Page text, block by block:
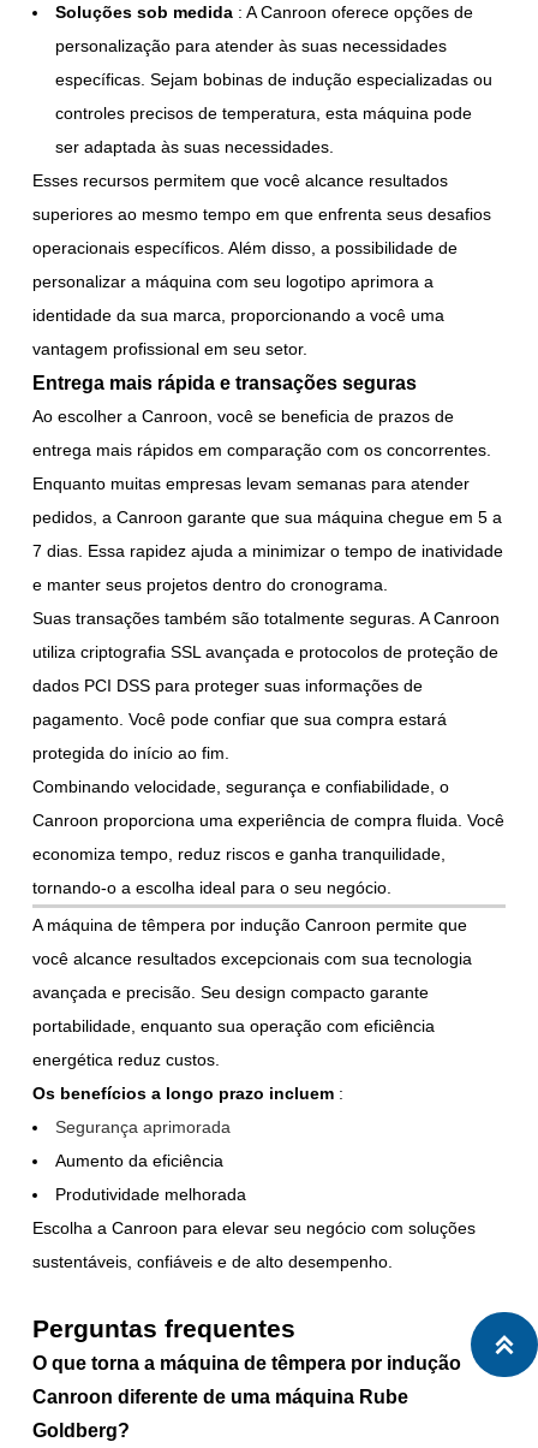
Soluções sob medida : A Canroon oferece opções de
personalização para atender às suas necessidades
específicas. Sejam bobinas de indução especializadas ou
controles precisos de temperatura, esta máquina pode
ser adaptada às suas necessidades.
Esses recursos permitem que você alcance resultados
superiores ao mesmo tempo em que enfrenta seus desafios
operacionais específicos. Além disso, a possibilidade de
personalizar a máquina com seu logotipo aprimora a
identidade da sua marca, proporcionando a você uma
vantagem profissional em seu setor.
Entrega mais rápida e transações seguras
Ao escolher a Canroon, você se beneficia de prazos de
entrega mais rápidos em comparação com os concorrentes.
Enquanto muitas empresas levam semanas para atender
pedidos, a Canroon garante que sua máquina chegue em 5 a
7 dias. Essa rapidez ajuda a minimizar o tempo de inatividade
e manter seus projetos dentro do cronograma.
Suas transações também são totalmente seguras. A Canroon
utiliza criptografia SSL avançada e protocolos de proteção de
dados PCI DSS para proteger suas informações de
pagamento. Você pode confiar que sua compra estará
protegida do início ao fim.
Combinando velocidade, segurança e confiabilidade, o
Canroon proporciona uma experiência de compra fluida. Você
economiza tempo, reduz riscos e ganha tranquilidade,
tornando-o a escolha ideal para o seu negócio.
A máquina de têmpera por indução Canroon permite que
você alcance resultados excepcionais com sua tecnologia
avançada e precisão. Seu design compacto garante
portabilidade, enquanto sua operação com eficiência
energética reduz custos.
Os benefícios a longo prazo incluem :
Segurança aprimorada
Aumento da eficiência
Produtividade melhorada
Escolha a Canroon para elevar seu negócio com soluções
sustentáveis, confiáveis e de alto desempenho.
Perguntas frequentes
O que torna a máquina de têmpera por indução
Canroon diferente de uma máquina Rube
Goldberg?
